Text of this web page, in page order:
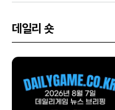
데일리 숏